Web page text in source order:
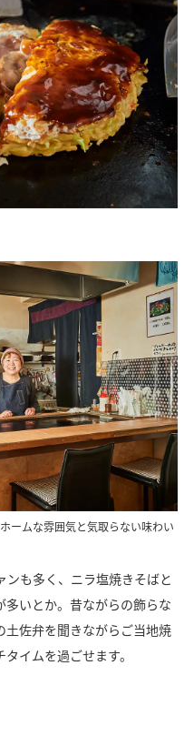
ームな雰囲気と気取らない味わい
も多く、ニラ塩焼きそばと
いとか。昔ながらの飾らな
土佐弁を聞きながらご当地焼
イムを過ごせます。